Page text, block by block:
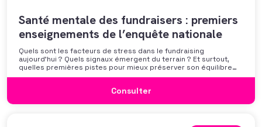
Santé mentale des fundraisers : premiers
enseignements de l’enquête nationale
Quels sont les facteurs de stress dans le fundraising
aujourd’hui ? Quels signaux émergent du terrain ? Et surtout,
quelles premières pistes pour mieux préserver son équilibre
professionnel ? L’AFF vous propose un webinaire pour découvrir
discussion autour des mécanismes
Consulter